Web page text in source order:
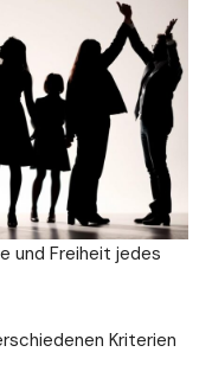
und Freiheit jedes
Kriterien